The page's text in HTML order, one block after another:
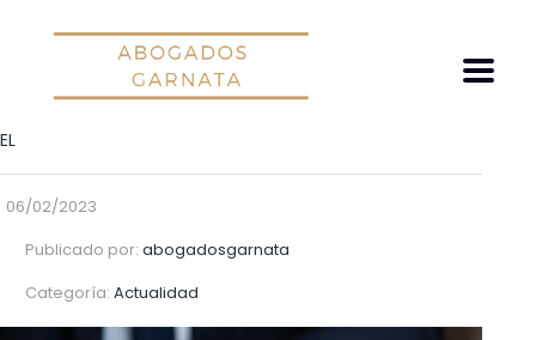
EL
06/02/2023
Publicado por: abogadosgarnata
Categoría: Actualidad